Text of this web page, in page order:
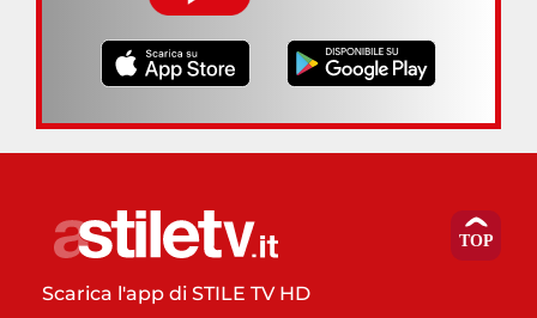
Scarica l'app di STILE TV HD